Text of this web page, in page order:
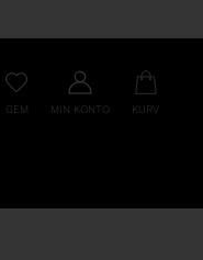
GEM MIN KONTO KURV